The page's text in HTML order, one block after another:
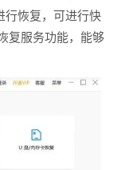
行恢复，可进行快
复服务功能，能够